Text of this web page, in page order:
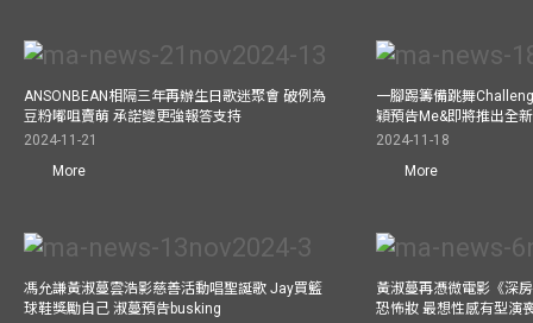
ANSONBEAN相隔三年再辦生日歌迷聚會 破例為
豆粉嘟咀賣萌 承諾變更強報答支持
2024-11-21
More
一腳踢籌備跳舞
穎預告Me&即將推出全
2024-11-18
More
馮允謙黃淑蔓雲浩影慈善活動唱聖誕歌 Jay買籃
球鞋獎勵自己 淑蔓預告busking
黃淑蔓再憑微電影《深
恐怖妝 最想性感有型演